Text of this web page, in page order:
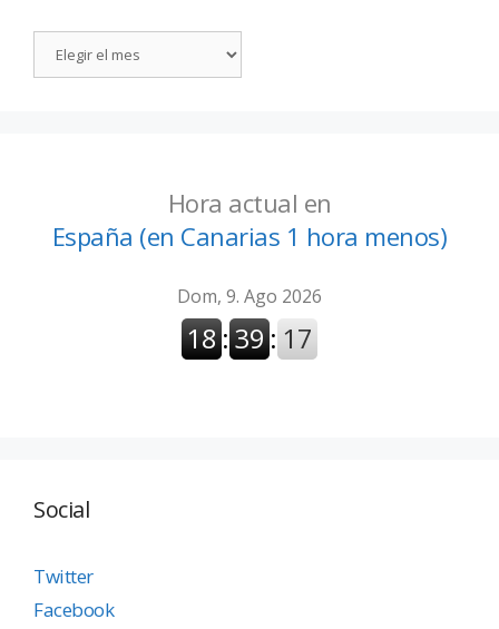
Hora actual en
España (en Canarias 1 hora menos)
Social
Twitter
Facebook